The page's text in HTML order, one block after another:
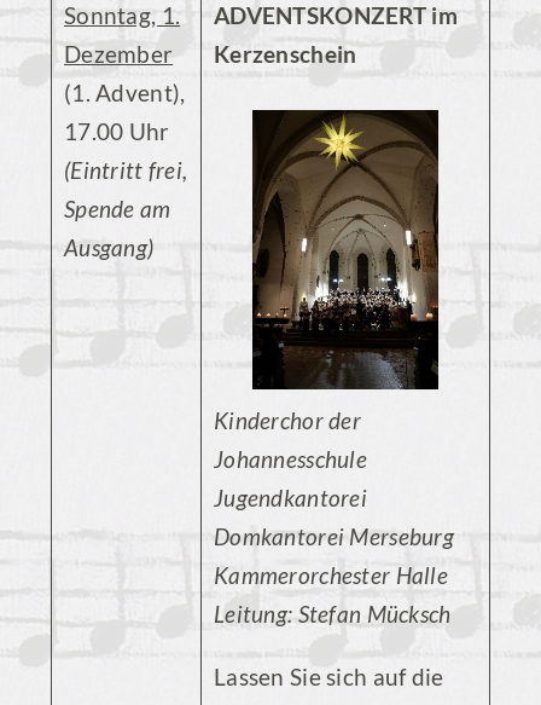
Sonntag, 1.
Dezember
(1. Advent),
17.00 Uhr
(Eintritt frei,
Spende am
Ausgang)
ADVENTSKONZERT im
Kerzenschein
Kinderchor der
Johannesschule
Jugendkantorei
Domkantorei Merseburg
Kammerorchester Halle
Leitung: Stefan Mücksch
Lassen Sie sich auf die